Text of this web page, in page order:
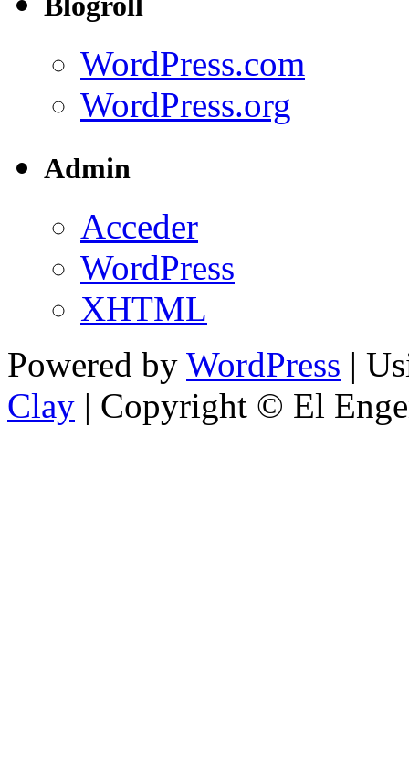
WordPress.com
WordPress.org
Admin
Acceder
WordPress
XHTML
Powered by WordPress |
Clay | Copyright © El